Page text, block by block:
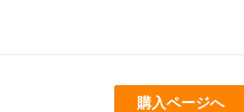
購入ページへ